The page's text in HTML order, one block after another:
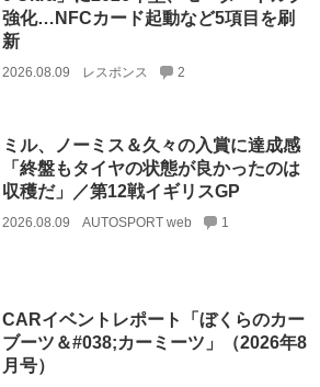
強化…NFCカード起動など5項目を刷
新
2026.08.09 レスポンス 2
ミル、ノーミス＆久々の入賞に達成感
「終盤もタイヤの状態が良かったのは
収穫だ」／第12戦イギリスGP
2026.08.09 AUTOSPORT web 1
CARイベントレポート「ぼくらのカー
ブーツ＆#038;カーミーツ」（2026年8
月号）